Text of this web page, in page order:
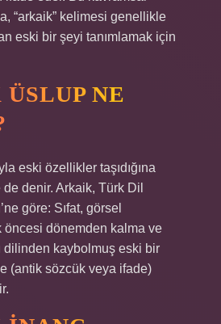
“arkaik” kelimesi genellikle
eski bir şeyi tanımlamak için
NE
eski özellikler taşıdığına
denir. Arkaik, Türk Dil
göre: Sıfat, görsel
öncesi dönemden kalma ve
dilinden kaybolmuş eski bir
(antik sözcük veya ifade)